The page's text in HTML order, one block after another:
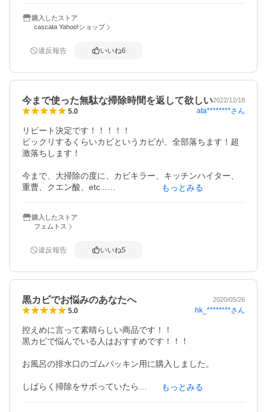
戦です。今日は5時間おいてみたので、次は12時間くらいに
してみます。
ったかと…反省です。それでも、きれいになったところも
購入したストア
cascata Yahoo!ショップ
違反報告 いいね6
今まで使った無駄な掃除時間を返して欲しい2022/12/18
5.0 ata********さん
リピート決定です！！！！！
ビックリするくらいカビというカビが、全部落ちます！超
激落ちします！
今まで、大掃除の度に、カビキラー、キッチンハイター、
重曹、クエン酸、etc...
が、なかなか落ちないカビがあり、ダメ元で、こちらの商
品を使ってみました。
等に塗布して、数時間放置します。
っ白に！！！
今まで何だったの！！！！！
まで気になって無かったところが汚く見え始め、結局そっ
ちもやりたくなるため、185gより、500gを買った方が正解
もっとみる
購入したストア
フェムトス
違反報告 いいね5
黒カビでお悩みのあなたへ 2020/05/26
5.0 hk_********さん
控えめに言って素晴らしい商品です！！
黒カビで悩んでいる人はおすすめです！！！
お風呂の排水口のゴムパッキン用に購入しました。
しばらく掃除をサボっていたら
もっとみる